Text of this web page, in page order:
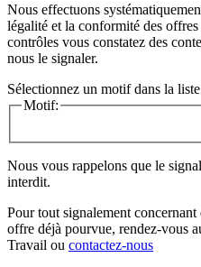
Nous effectuons
légalité et la conformité des
contrôles vous constatez des
nous le signaler.
Sélectionnez un motif dans la
Motif:
Nous vous rappelons que le
interdit.
Pour tout signalement concernant
offre déjà pourvue, rendez-vous
Travail ou contactez-nous